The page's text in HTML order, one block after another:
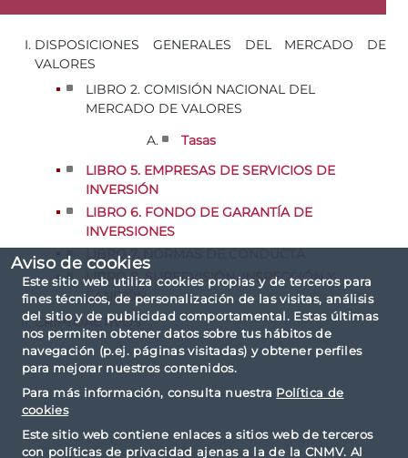
Aviso de cookies
Este sitio web utiliza cookies propias y de terceros para
fines técnicos, de personalización de las visitas, análisis
del sitio y de publicidad comportamental. Estas últimas
nos permiten obtener datos sobre tus hábitos de
navegación (p.ej. páginas visitadas) y obtener perfiles
para mejorar nuestros contenidos.
Para más información, consulta nuestra Política de
cookies
Este sitio web contiene enlaces a sitios web de terceros
con políticas de privacidad ajenas a la de la CNMV. Al
DISPOSICIONES GENERALES DEL MERCADO DE
VALORES
LIBRO 2. COMISIÓN NACIONAL DEL
MERCADO DE VALORES
Tasas
LIBRO 5. EMPRESAS DE SERVICIOS DE
INVERSIÓN
LIBRO 6. FONDO DE GARANTÍA DE
INVERSIONES
LIBRO 7. NORMAS DE CONDUCTA
LIBRO 8. SUPERVISIÓN, INSPECCIÓN Y
SANCIÓN
CRIPTOACTIVOS